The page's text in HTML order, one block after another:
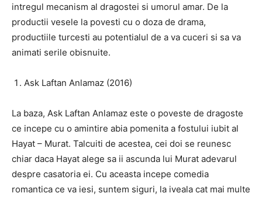
intregul mecanism al dragostei si umorul amar. De la
productii vesele la povesti cu o doza de drama,
productiile turcesti au potentialul de a va cuceri si sa va
animati serile obisnuite.
Ask Laftan Anlamaz (2016)
La baza, Ask Laftan Anlamaz este o poveste de dragoste
ce incepe cu o amintire abia pomenita a fostului iubit al
Hayat – Murat. Talcuiti de acestea, cei doi se reunesc
chiar daca Hayat alege sa ii ascunda lui Murat adevarul
despre casatoria ei. Cu aceasta incepe comedia
romantica ce va iesi, suntem siguri, la iveala cat mai multe